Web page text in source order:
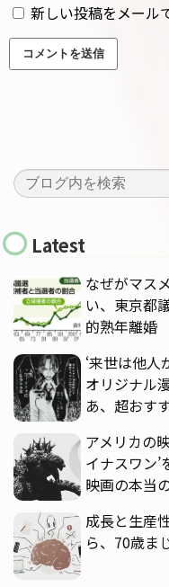
新しい投稿をメール
Latest
なぜがマス
い、東京都
的熟年離婚
‘来世は他人
オリジナル
あ、超おす
アメリカの
イナスワン
映画の本当
成長と生産
ら、70歳ま